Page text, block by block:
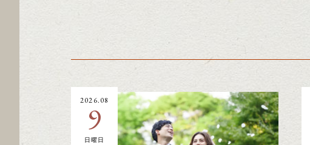
2026.08
9
日曜日